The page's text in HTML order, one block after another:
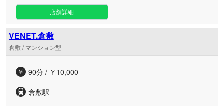
店舗詳細
VENET.倉敷
倉敷 / マンション型
90分 / ￥10,000
倉敷駅